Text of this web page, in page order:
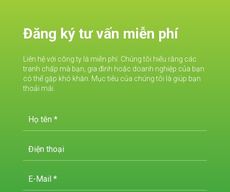
Đăng ký tư vấn miễn phí
Liên hệ với công ty là miễn phí. Chúng tôi hiểu rằng các
tranh chấp mà bạn, gia đình hoặc doanh nghiệp của bạn
có thể gặp khó khăn. Mục tiêu của chúng tôi là giúp bạn
thoải mái.